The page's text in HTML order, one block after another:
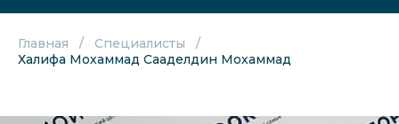
Главная
Специалисты
Халифа Мохаммад Сааделдин Мохаммад